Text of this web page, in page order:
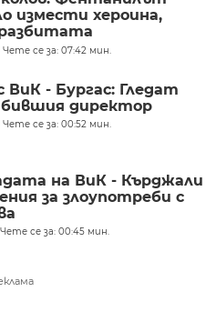
измести хероина,
да е единствената у
Чете се за: 07:42 мин.
ВиК - Бургас: Гледат
директор
Чете се за: 00:52 мин.
на ВиК - Кърджали
за злоупотреби с
Чете се за: 00:45 мин.